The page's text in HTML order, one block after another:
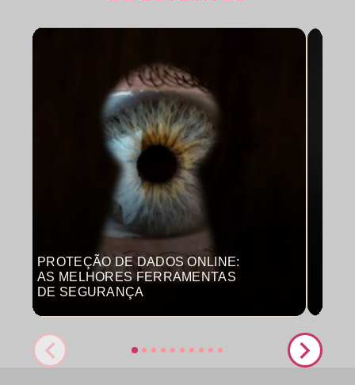
PROTEÇÃO DE DADOS ONLINE:
AS MELHORES FERRAMENTAS
DE SEGURANÇA